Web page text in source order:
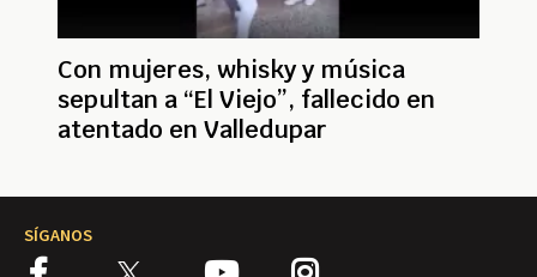
Con mujeres, whisky y música
sepultan a “El Viejo”, fallecido en
atentado en Valledupar
SÍGANOS